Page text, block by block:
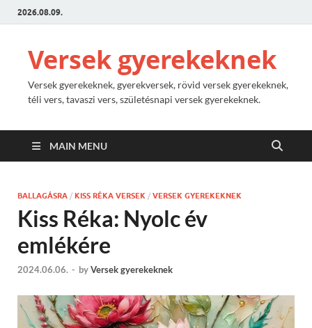
2026.08.09.
Versek gyerekeknek
Versek gyerekeknek, gyerekversek, rövid versek gyerekeknek,
téli vers, tavaszi vers, születésnapi versek gyerekeknek.
MAIN MENU
BALLAGÁSRA / KISS RÉKA VERSEK / VERSEK GYEREKEKNEK
Kiss Réka: Nyolc év
emlékére
2024.06.06. - byVersek gyerekeknek